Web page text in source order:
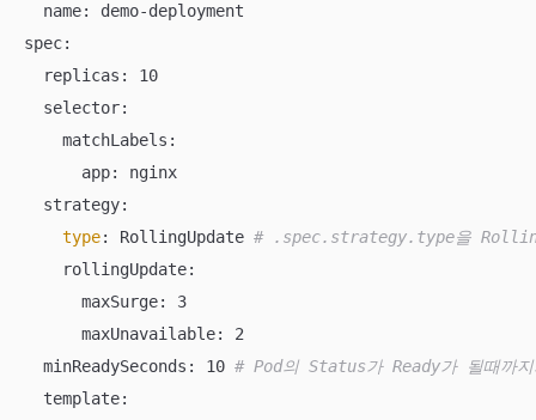
  name: demo-deployment
spec:
  replicas: 10
  selector:
    matchLabels:
      app: nginx
  strategy:
type: RollingUpdate # .spec.strategy.type을
    rollingUpdate:
      maxSurge: 3
      maxUnavailable: 2
  minReadySeconds: 10
# Pod의 Status가 Ready가 될때까
  template: